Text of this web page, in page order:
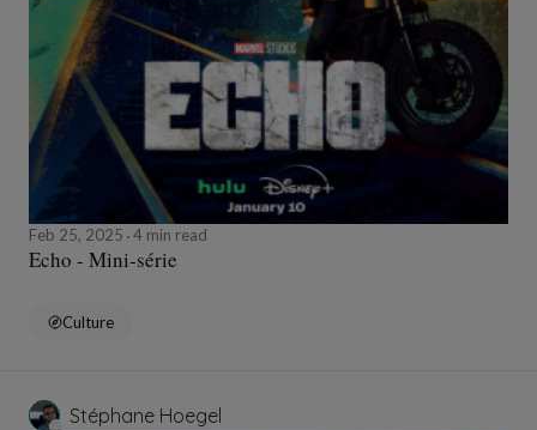
Feb 25, 2025 4 min read
Echo - Mini-série
Culture
Stéphane Hoegel